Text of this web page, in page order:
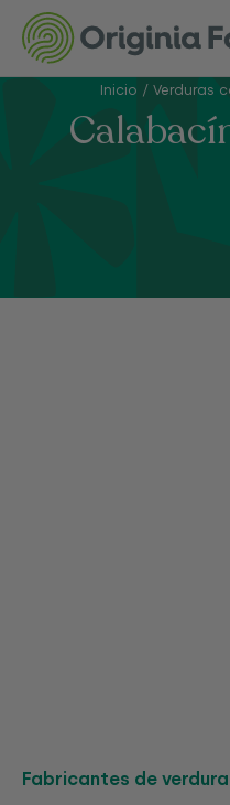
Inicio / Verduras
Fabricantes de